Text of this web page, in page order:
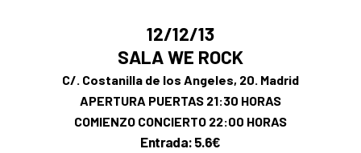
12/12/13
SALA WE ROCK
C/. Costanilla de los Angeles, 20. Madrid
APERTURA PUERTAS 21:30 HORAS
COMIENZO CONCIERTO 22:00 HORAS
Entrada: 5.6€